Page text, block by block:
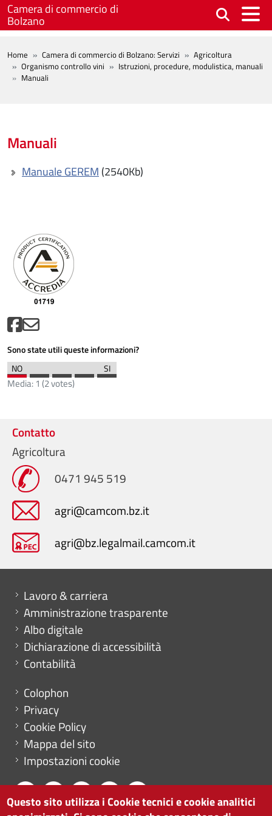
Salta al contenuto principale
Camera di commercio di
Bolzano
BREADCRUMB
Home Camera di commercio di Bolzano: Servizi
Agricoltura
Organismo controllo vini
Istruzioni, procedure, modulistica, manuali
Manuali
Manuali
Manuale GEREM (2540Kb)
Sono state utili queste informazioni?
Media:1 (2votes)
Contatto
Agricoltura
0471 945 519
agri@camcom.bz.it
agri@bz.legalmail.camcom.it
Mini menu di servizio
Lavoro & carriera
Amministrazione trasparente
Albo digitale
Dichiarazione di accessibilità
Contabilità
Menu footer
Colophon
Privacy
Cookie Policy
Mappa del sito
Impostazioni cookie
Questo sito utilizza i Cookie tecnici e cookie analitici